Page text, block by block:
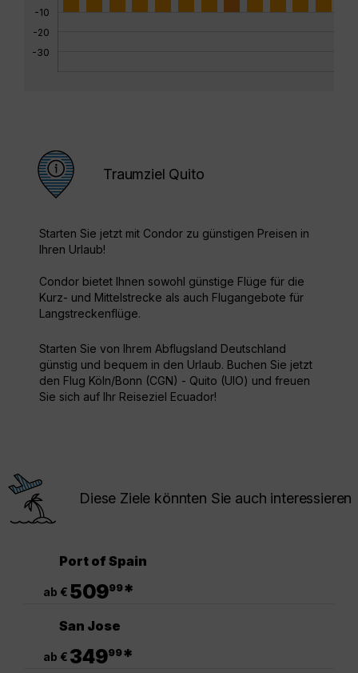
-10
-20
-30
Traumziel Quito
Starten Sie jetzt mit Condor zu günstigen Preisen in
Ihren Urlaub!
Condor bietet Ihnen sowohl günstige Flüge für die
Kurz- und Mittelstrecke als auch Flugangebote für
Langstreckenflüge.
Starten Sie von Ihrem Abflugsland Deutschland
günstig und bequem in den Urlaub. Buchen Sie jetzt
den Flug Köln/Bonn (CGN) - Quito (UIO) und freuen
Sie sich auf Ihr Reiseziel Ecuador!
Diese Ziele könnten Sie auch interessieren
Port of Spain
ab € 50999*
San Jose
ab € 34999*